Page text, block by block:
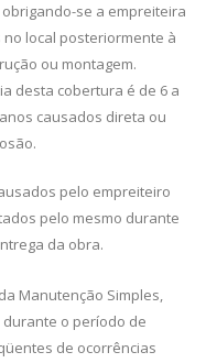
se a empreiteira
local posteriormente à
ou montagem.
desta cobertura é de 6 a
causados direta ou
pelo empreiteiro
pelo mesmo durante
da obra.
Manutenção Simples,
o período de
de ocorrências